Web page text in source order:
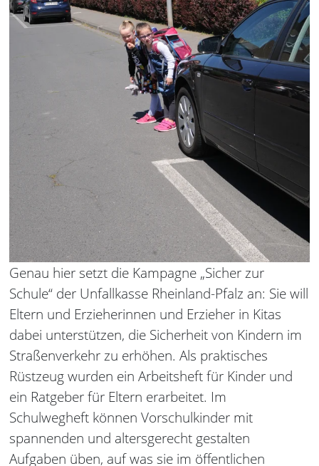
Genau hier setzt die Kampagne „Sicher zur
Schule“ der Unfallkasse Rheinland-Pfalz an: Sie will
Eltern und Erzieherinnen und Erzieher in Kitas
dabei unterstützen, die Sicherheit von Kindern im
Straßenverkehr zu erhöhen. Als praktisches
Rüstzeug wurden ein Arbeitsheft für Kinder und
ein Ratgeber für Eltern erarbeitet. Im
Schulwegheft können Vorschulkinder mit
spannenden und altersgerecht gestalten
Aufgaben üben, auf was sie im öffentlichen